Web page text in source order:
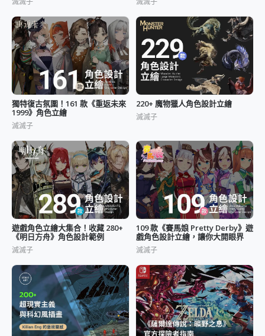
獨特復古氛圍！161 款《重返未來
1999》角色立繪
滅滅子
220+ 魔物獵人角色設計立繪
滅滅子
遊戲角色立繪大集合！收藏 280+
《明日方舟》角色設計範例
滅滅子
109 款《賽馬娘 Pretty Derby》遊
戲角色設計立繪，讓你大開眼界
滅滅子